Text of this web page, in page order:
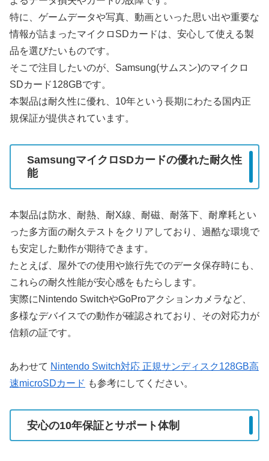
特に、ゲームデータや写真、動画といった思い出や重要な
情報が詰まったマイクロSDカードは、安心して使える製
品を選びたいものです。
そこで注目したいのが、Samsung(サムスン)のマイクロ
SDカード128GBです。
本製品は耐久性に優れ、10年という長期にわたる国内正
規保証が提供されています。
SamsungマイクロSDカードの優れた耐久性
能
本製品は防水、耐熱、耐X線、耐磁、耐落下、耐摩耗とい
った多方面の耐久テストをクリアしており、過酷な環境で
も安定した動作が期待できます。
たとえば、屋外での使用や旅行先でのデータ保存時にも、
これらの耐久性能が安心感をもたらします。
実際にNintendo SwitchやGoProアクションカメラなど、
多様なデバイスでの動作が確認されており、その対応力が
信頼の証です。
あわせて Nintendo Switch対応 正規サンディスク128GB高
速microSDカード も参考にしてください。
安心の10年保証とサポート体制